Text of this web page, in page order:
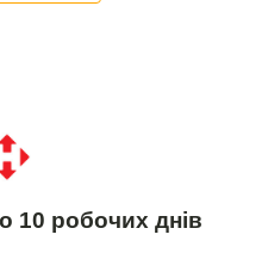
10 робочих днів